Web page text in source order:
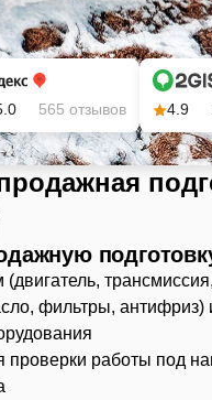
565 отзывов 4.9
(двигатель,
фильтры, антифриз)
проверки работы под